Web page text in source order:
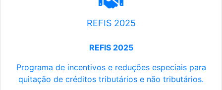
REFIS 2025
REFIS 2025
Programa de incentivos e reduções especiais para
quitação de créditos tributários e não tributários.